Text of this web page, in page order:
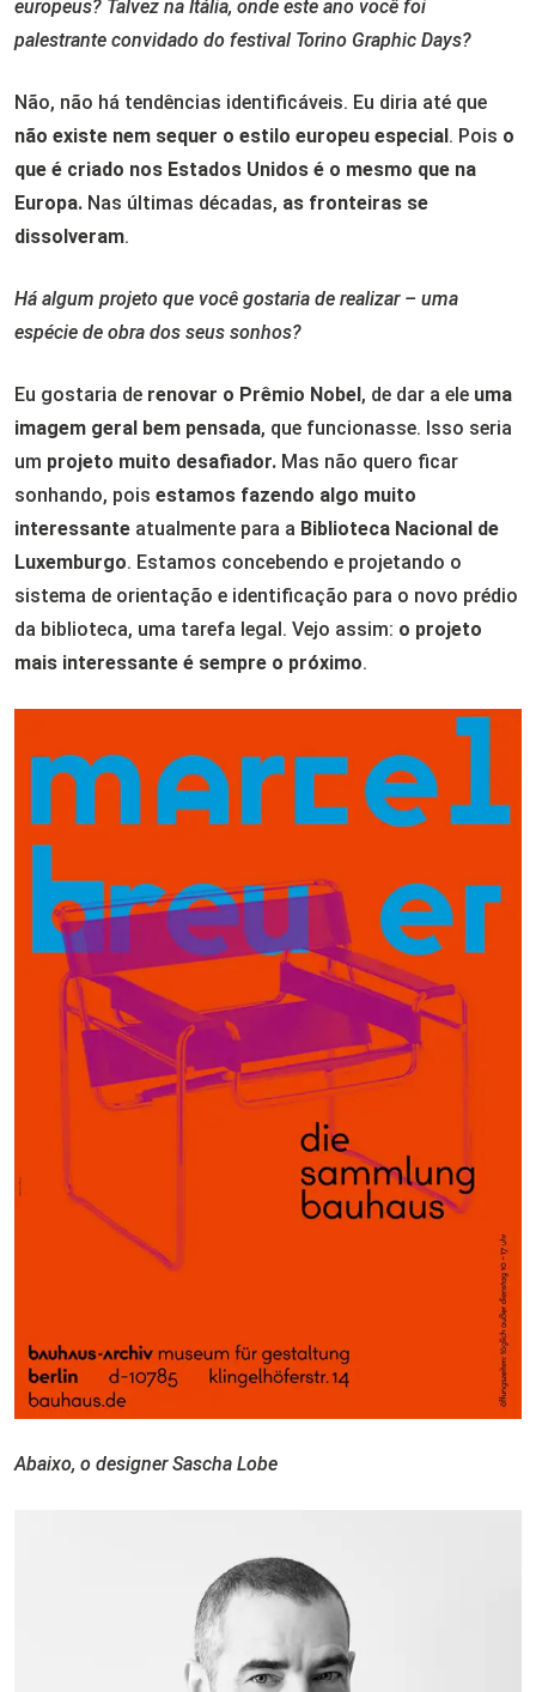
europeus? Talvez na Itália, onde este ano você foi
palestrante convidado do festival Torino Graphic Days?
Não, não há tendências identificáveis. Eu diria até que
não existe nem sequer o estilo europeu especial. Pois o
que é criado nos Estados Unidos é o mesmo que na
Europa. Nas últimas décadas, as fronteiras se
dissolveram.
Há algum projeto que você gostaria de realizar – uma
espécie de obra dos seus sonhos?
Eu gostaria de renovar o Prêmio Nobel, de dar a ele uma
imagem geral bem pensada, que funcionasse. Isso seria
um projeto muito desafiador. Mas não quero ficar
sonhando, pois estamos fazendo algo muito
interessante atualmente para a Biblioteca Nacional de
Luxemburgo. Estamos concebendo e projetando o
sistema de orientação e identificação para o novo prédio
da biblioteca, uma tarefa legal. Vejo assim: o projeto
mais interessante é sempre o próximo.
Abaixo, o designer Sascha Lobe